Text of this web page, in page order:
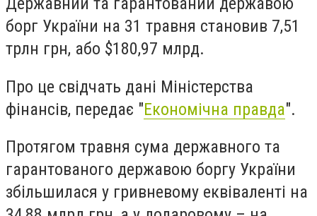
борг України на 31 травня становив 7,51
трлн грн, або $180,97 млрд.
Про це свідчать дані Міністерства
фінансів, передає "Економічна правда".
Протягом травня сума державного та
гарантованого державою боргу України
збільшилася у гривневому еквіваленті на